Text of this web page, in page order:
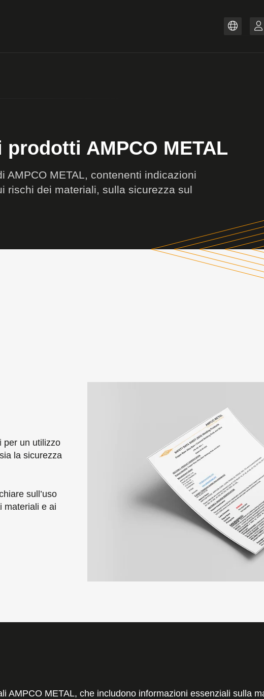
AMPCO METAL
METAL, contenenti indicazioni
rischi dei materiali, sulla sicurezza sul
per un utilizzo
la sicurezza
sull’uso
materiali e ai
AMPCO METAL, che includono informazioni essenziali sulla